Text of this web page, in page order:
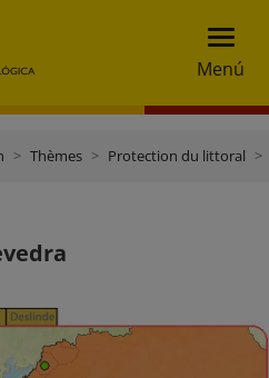
Menú
Thèmes Protection du littoral